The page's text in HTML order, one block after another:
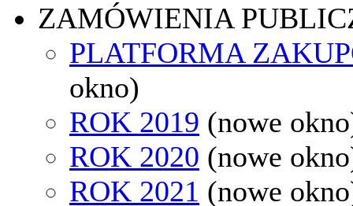
ZAMÓWIENIA
PLATFORMA
okno)
ROK 2019 (nowe
ROK 2020 (nowe
ROK 2021 (nowe